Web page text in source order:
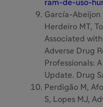
ram-de-uso-
García-Abeijon
Herdeiro MT,
Associated
Adverse Drug
Professionals:
Update. Drug
Perdigão M,
S, Lopes MJ,